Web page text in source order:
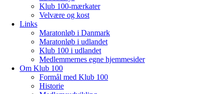
Klub 100-mærkater
Velvære og kost
Links
Maratonløb i Danmark
Maratonløb i udlandet
Klub 100 i udlandet
Medlemmernes egne hjemmesider
Om Klub 100
Formål med Klub 100
Historie